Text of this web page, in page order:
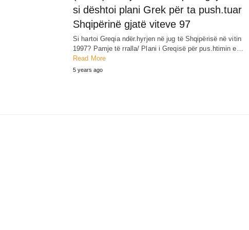
si dështoi plani Grek për ta push.tuar
Shqipërinë gjatë viteve 97
Si hartoi Greqia ndër.hyrjen në jug të Shqipërisë në vitin
1997? Pamje të rralla/ Plani i Greqisë për pus.htimin e…
Read More
5 years ago